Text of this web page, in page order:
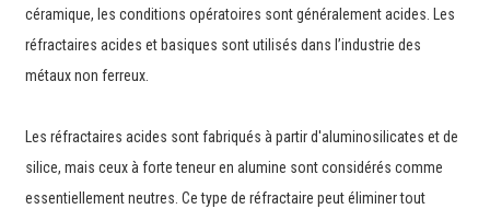
céramique, les conditions opératoires sont généralement acides. Les
réfractaires acides et basiques sont utilisés dans l’industrie des
métaux non ferreux.
Les réfractaires acides sont fabriqués à partir d'aluminosilicates et de
silice, mais ceux à forte teneur en alumine sont considérés comme
essentiellement neutres. Ce type de réfractaire peut éliminer tout